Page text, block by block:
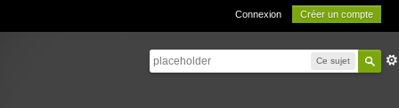
Connexion Créer un compte
Ce sujet